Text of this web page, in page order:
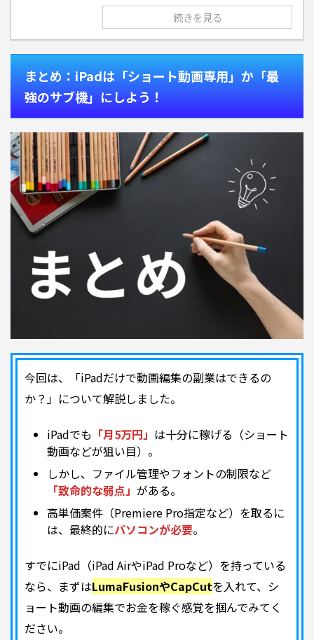
続きを見る
まとめ：iPadは「ショート動画専用」か「最
強のサブ機」にしよう！
今回は、「iPadだけで動画編集の副業はできるの
か？」について解説しました。
iPadでも 「月5万円」 は十分に稼げる（ショート
動画などが狙い目）。
しかし、ファイル管理やフォントの制限など
「致命的な弱点」 がある。
高単価案件（Premiere Pro指定など）を取るに
は、最終的にパソコンが必要。
すでにiPad（iPad AirやiPad Proなど）を持っている
なら、まずはLumaFusionやCapCutを入れて、シ
ョート動画の編集でお金を稼ぐ感覚を掴んでみてく
ださい。